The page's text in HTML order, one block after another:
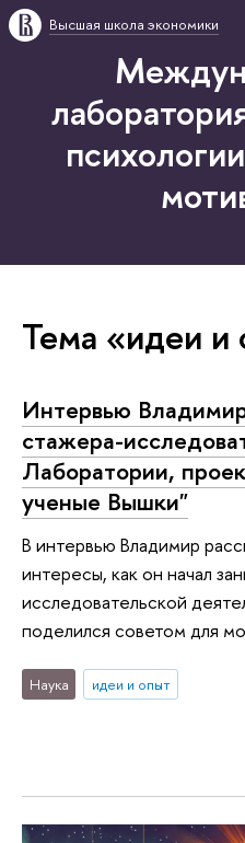
Высшая школа экономики
Тема «идеи и
Интервью
стажера-
Лаборатории,
ученые Вышки"
В интервью Владимир
интересы, как он начал
исследовательской
поделился советом для
Наука идеи и опыт